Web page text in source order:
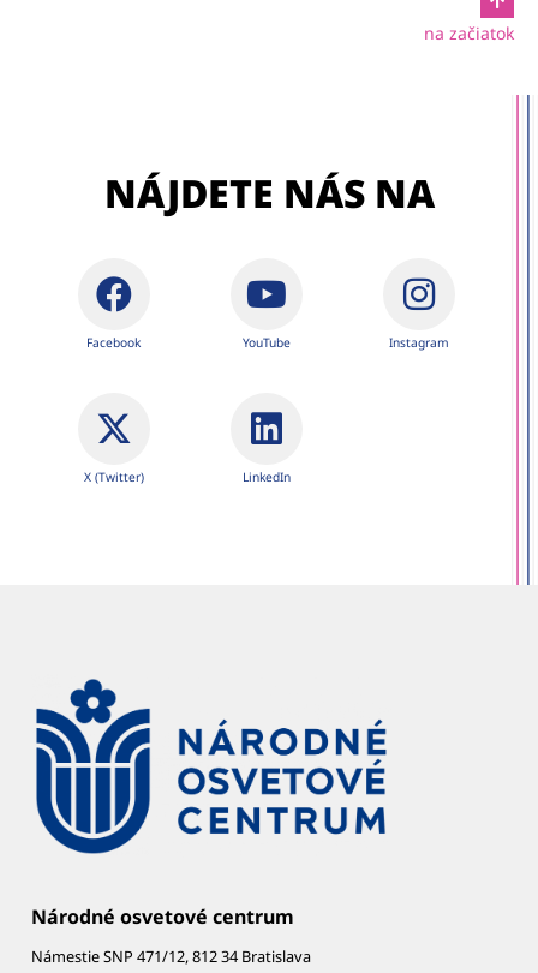
na začiatok
NÁJDETE NÁS NA
Facebook YouTube Instagram
X (Twitter) LinkedIn
Národné osvetové centrum
Námestie SNP 471/12, 812 34 Bratislava